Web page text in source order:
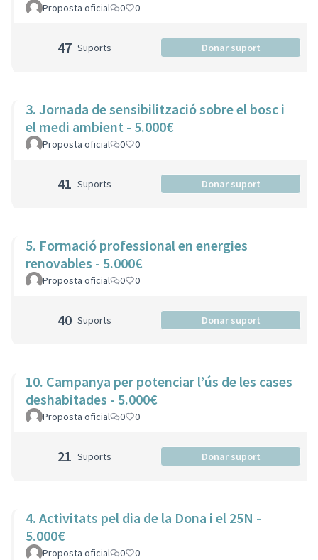
Proposta oficial 0 0
47 Suports Donar suport
3. Jornada de sensibilització sobre el bosc i
el medi ambient - 5.000€
Proposta oficial 0 0
41 Suports Donar suport
5. Formació professional en energies
renovables - 5.000€
Proposta oficial 0 0
40 Suports Donar suport
10. Campanya per potenciar l’ús de les cases
deshabitades - 5.000€
Proposta oficial 0 0
21 Suports Donar suport
4. Activitats pel dia de la Dona i el 25N -
5.000€
Proposta oficial 0 0